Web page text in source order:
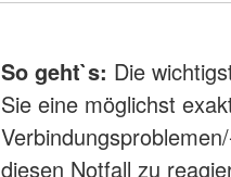
So geht`s: Die
Sie eine möglichst
diesen Notfall zu